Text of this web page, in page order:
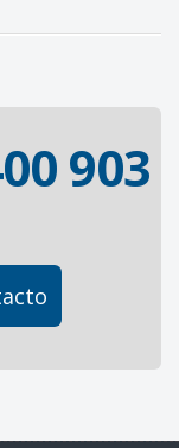
903